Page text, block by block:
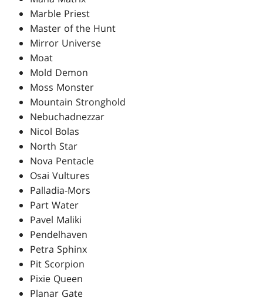
Marble Priest
Master of the Hunt
Mirror Universe
Moat
Mold Demon
Moss Monster
Mountain Stronghold
Nebuchadnezzar
Nicol Bolas
North Star
Nova Pentacle
Osai Vultures
Palladia-Mors
Part Water
Pavel Maliki
Pendelhaven
Petra Sphinx
Pit Scorpion
Pixie Queen
Planar Gate